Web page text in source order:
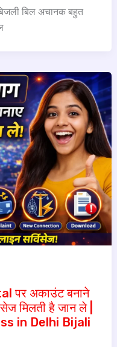
बिल अचानक बहुत
पर अकाउंट बनाने
मिलती है जान ले |
in Delhi Bijali